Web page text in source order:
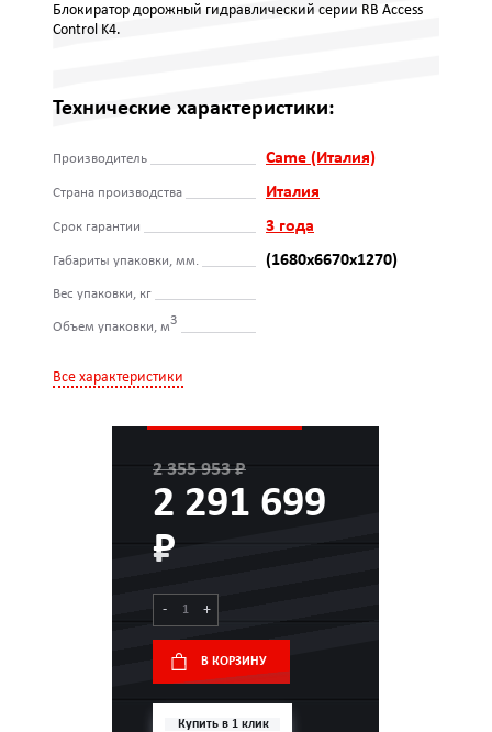
Блокиратор дорожный гидравлический серии RB Access
Control K4.
Технические характеристики:
Производитель Came (Италия)
Страна производства Италия
Срок гарантии 3 года
Габариты упаковки, мм. (1680х6670х1270)
Вес упаковки, кг
Объем упаковки, м3
Все характеристики
2 355 953 ₽
2 291 699
₽
- +
В КОРЗИНУ
Купить в 1 клик